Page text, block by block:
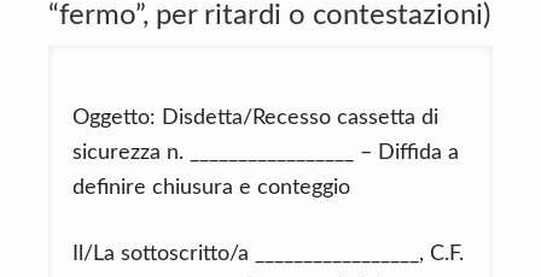
“fermo”, per ritardi o contestazioni)
Oggetto: Disdetta/Recesso cassetta di
sicurezza n. _________________ – Diffida a
definire chiusura e conteggio
Il/La sottoscritto/a _________________, C.F.